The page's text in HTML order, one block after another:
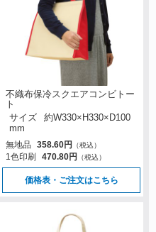
不織布保冷スクエアコンビトー
ト
サイズ
約W330×H330×D100
mm
無地品
358.60円 （税込）
1色印刷 470.80円 （税込）
価格表・ご注文はこちら